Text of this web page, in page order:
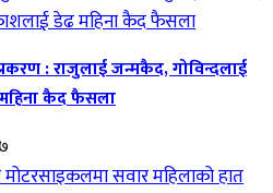
: राजुलाई जन्मकैद, गोविन्दलाई
महिना कैद फैसला